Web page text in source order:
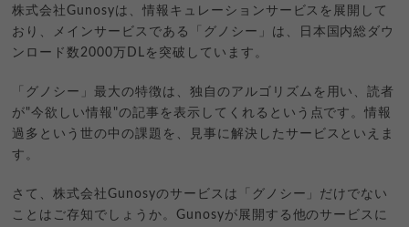
株式会社Gunosyは、情報キュレーションサービスを展開して
おり、メインサービスである「グノシー」は、日本国内総ダウ
ンロード数2000万DLを突破しています。
「グノシー」最大の特徴は、独自のアルゴリズムを用い、読者
が"今欲しい情報"の記事を表示してくれるという点です。情報
過多という世の中の課題を、見事に解決したサービスといえま
す。
さて、株式会社Gunosyのサービスは「グノシー」だけでない
ことはご存知でしょうか。Gunosyが展開する他のサービスに